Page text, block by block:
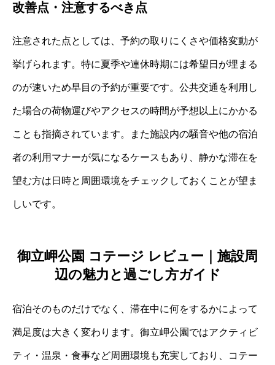
改善点・注意するべき点
注意された点としては、予約の取りにくさや価格変動が
挙げられます。特に夏季や連休時期には希望日が埋まる
のが速いため早目の予約が重要です。公共交通を利用し
た場合の荷物運びやアクセスの時間が予想以上にかかる
ことも指摘されています。また施設内の騒音や他の宿泊
者の利用マナーが気になるケースもあり、静かな滞在を
望む方は日時と周囲環境をチェックしておくことが望ま
しいです。
御立岬公園 コテージ レビュー｜施設周
辺の魅力と過ごし方ガイド
宿泊そのものだけでなく、滞在中に何をするかによって
満足度は大きく変わります。御立岬公園ではアクティビ
ティ・温泉・食事など周囲環境も充実しており、コテー